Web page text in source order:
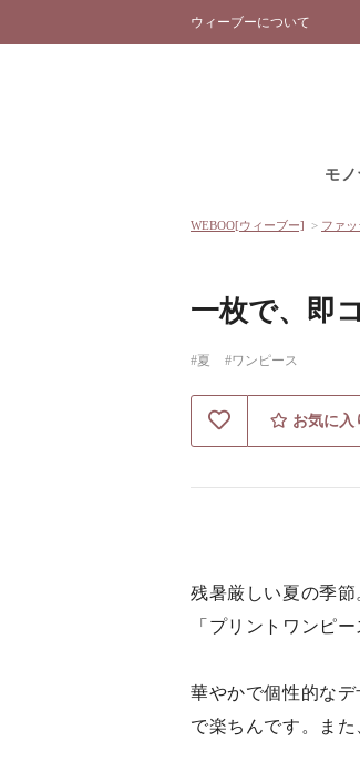
ウィーブーについて
モノ
WEBOO[ウィーブー] > ファ
一枚で、即
#夏 #ワンピース
お気に入
残暑厳しい夏の季
「プリントワンピー
華やかで個性的な
で楽ちんです。ま